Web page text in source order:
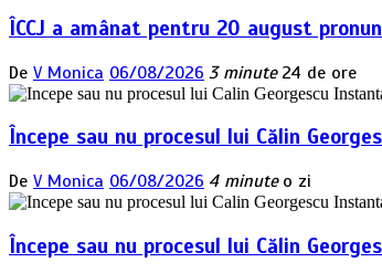
ÎCCJ a amânat pentru 20 august
De V Monica 06/08/2026 3 minute 24 de ore
Începe sau nu procesul lui Călin
De V Monica 06/08/2026 4 minute o zi
Începe sau nu procesul lui Călin